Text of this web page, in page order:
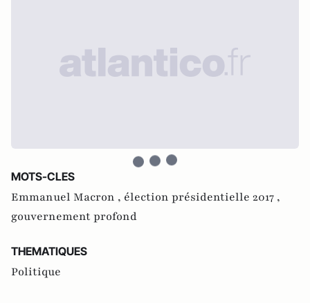
MOTS-CLES
Emmanuel Macron , élection présidentielle 2017 ,
gouvernement profond
THEMATIQUES
Politique